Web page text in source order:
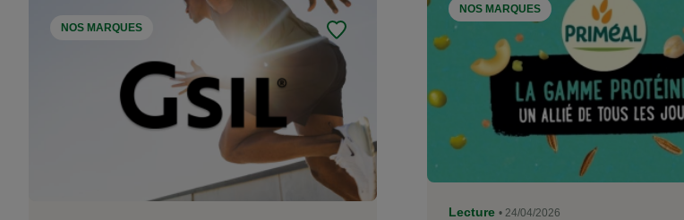
NOS MARQUES
NOS MARQUES
Lecture • 24/04/2026